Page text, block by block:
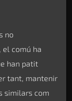
no
el comú ha
han patit
tant, mantenir
similars com